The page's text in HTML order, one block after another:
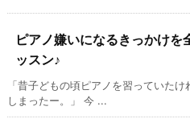
ピアノ嫌いになるきっかけを
ッスン♪
「昔子どもの頃ピアノを習っていた
しまったー。」 今 ...